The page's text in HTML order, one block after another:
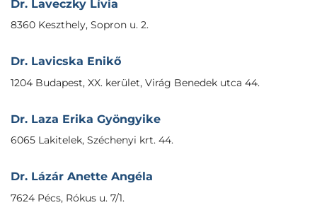
Dr. Laveczky Lívia
8360 Keszthely, Sopron u. 2.
Dr. Lavicska Enikő
1204 Budapest, XX. kerület, Virág Benedek utca 44.
Dr. Laza Erika Gyöngyike
6065 Lakitelek, Széchenyi krt. 44.
Dr. Lázár Anette Angéla
7624 Pécs, Rókus u. 7/1.